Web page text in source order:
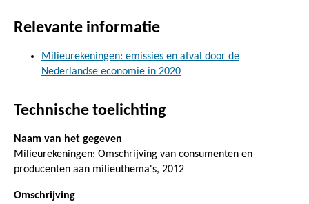
Relevante informatie
Milieurekeningen: emissies en afval door de
Nederlandse economie in 2020
Technische toelichting
Naam van het gegeven
Milieurekeningen: Omschrijving van consumenten en
producenten aan milieuthema's, 2012
Omschrijving